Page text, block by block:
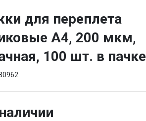
для переплета
А4, 200 мкм,
100 шт. в пачке